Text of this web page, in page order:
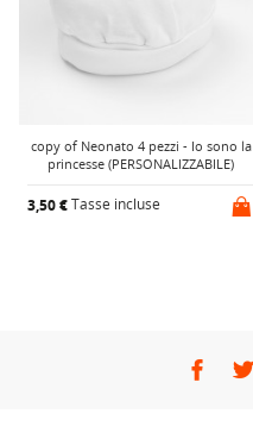
copy of Neonato 4 pezzi - Io sono la
princesse (PERSONALIZZABILE)
3,50 €Tasse incluse